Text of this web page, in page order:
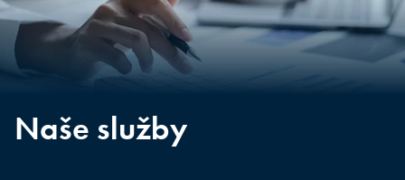
Naše služby